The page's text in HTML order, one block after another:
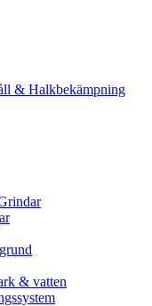
& Halkbekämpning
& vatten